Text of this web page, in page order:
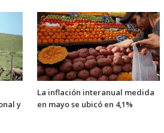
y
La inflación interanual medida
en mayo se ubicó en 4,1%